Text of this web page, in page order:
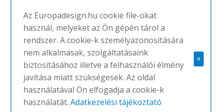
Ecophon Solo
Az Europadesign.hu cookie file-okat
használ, melyeket az Ön gépén tárol a
rendszer. A cookie-k személyazonosítására
nem alkalmasak, szolgáltatásaink
biztosításához illetve a felhasználói élmény
javítása miatt szükségesek. Az oldal
használatával Ön elfogadja a cookie-k
használatát.Adatkezelési tájékoztató
×